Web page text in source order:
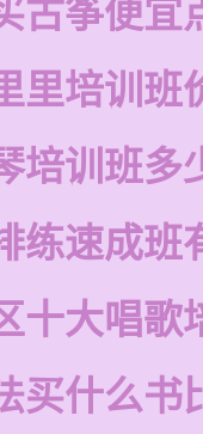
古筝便宜
里培训班
培训班多
练速成班
十大唱歌
买什么书